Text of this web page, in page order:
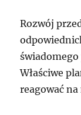
Rozwój
Właściwe
reagować